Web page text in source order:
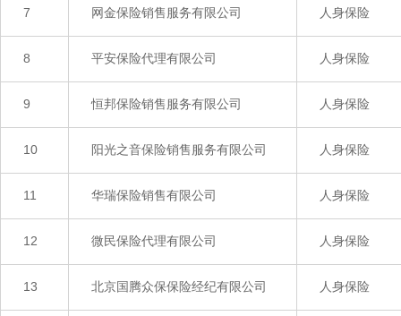
7 网金保险销售服务有限公司 人身保险
8 平安保险代理有限公司 人身保险
9 恒邦保险销售服务有限公司 人身保险
10 阳光之音保险销售服务有限公司 人身保险
11 华瑞保险销售有限公司 人身保险
12 微民保险代理有限公司 人身保险
13 北京国腾众保保险经纪有限公司 人身保险